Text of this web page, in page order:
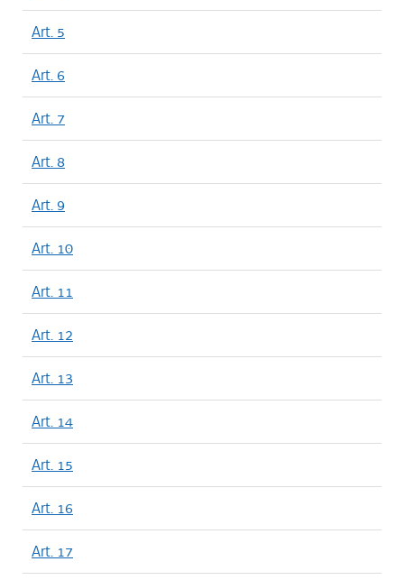
Art. 5
Art. 6
Art. 7
Art. 8
Art. 9
Art. 10
Art. 11
Art. 12
Art. 13
Art. 14
Art. 15
Art. 16
Art. 17